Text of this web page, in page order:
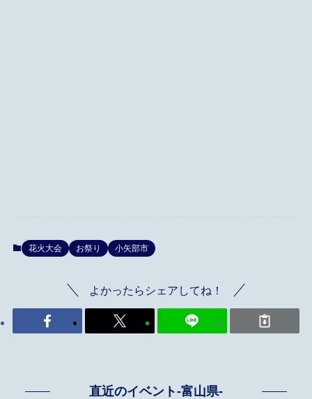
花火大会 お祭り 小矢部市
よかったらシェアしてね！
直近のイベント-富山県-